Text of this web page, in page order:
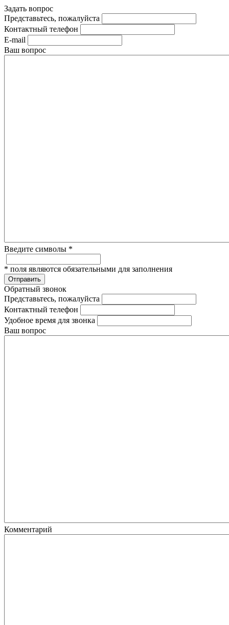
Задать вопрос
Представьтесь, пожалуйста
Контактный телефон
E-mail
Ваш вопрос
Введите символы *
* поля являются обязательными для заполнения
Отправить
Обратный звонок
Представьтесь, пожалуйста
Контактный телефон
Удобное время для звонка
Ваш вопрос
Комментарий